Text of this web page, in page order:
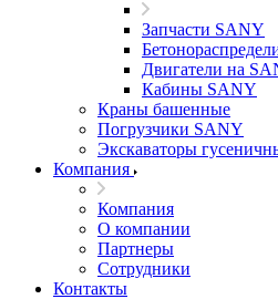
Запчасти SANY
Двигатели на
Кабины SANY
Краны башенные
Погрузчики SANY
Экскаваторы
Компания
Компания
О компании
Партнеры
Сотрудники
Контакты